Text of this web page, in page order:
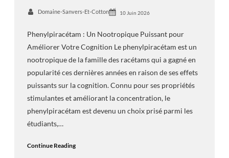
Domaine-Sanvers-Et-Cotton 10 Juin 2026
Phenylpiracétam : Un Nootropique Puissant pour
Améliorer Votre Cognition Le phenylpiracétam est un
nootropique de la famille des racétams qui a gagné en
popularité ces dernières années en raison de ses effets
puissants sur la cognition. Connu pour ses propriétés
stimulantes et améliorant la concentration, le
phenylpiracétam est devenu un choix prisé parmi les
étudiants,…
Continue Reading